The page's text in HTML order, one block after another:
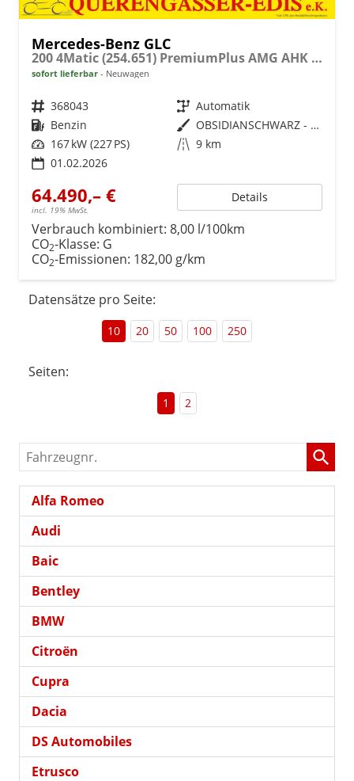
Mercedes-Benz GLC
200 4Matic (254.651) PremiumPlus AMG AHK SitzKlima Burmester
sofort lieferbar Neuwagen
Fahrzeugnr. 368043 Getriebe Automatik
Kraftstoff Benzin Außenfarbe
OBSIDIANSCHWARZ - METALLICLACK
Leistung 167 kW (227 PS) Kilometerstand 9 km
01.02.2026
64.490,– €
incl. 19% MwSt.
Details
Verbrauch kombiniert: 8,00 l/100km
CO2-Klasse: G
CO2-Emissionen: 182,00 g/km
Datensätze pro Seite:
10 20 50 100 250
Seiten:
1 2
Fahrzeugnr.
Alfa Romeo
Audi
Baic
Bentley
BMW
Citroën
Cupra
Dacia
DS Automobiles
Etrusco